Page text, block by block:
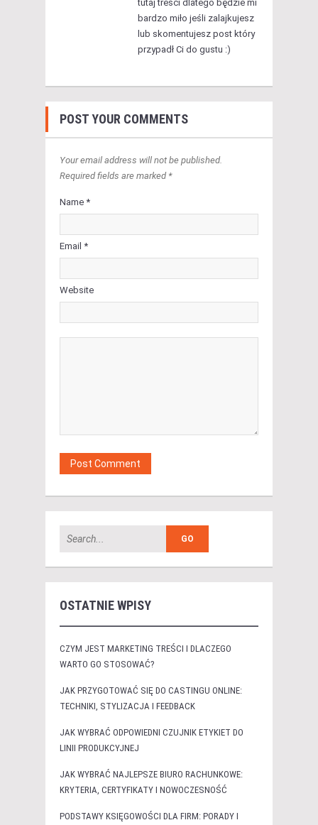
tutaj treści dlatego będzie mi
bardzo miło jeśli zalajkujesz
lub skomentujesz post który
przypadł Ci do gustu :)
POST YOUR COMMENTS
Your email address will not be published.
Required fields are marked *
Name *
Email *
Website
OSTATNIE WPISY
CZYM JEST MARKETING TREŚCI I DLACZEGO
WARTO GO STOSOWAĆ?
JAK PRZYGOTOWAĆ SIĘ DO CASTINGU ONLINE:
TECHNIKI, STYLIZACJA I FEEDBACK
JAK WYBRAĆ ODPOWIEDNI CZUJNIK ETYKIET DO
LINII PRODUKCYJNEJ
JAK WYBRAĆ NAJLEPSZE BIURO RACHUNKOWE:
KRYTERIA, CERTYFIKATY I NOWOCZESNOŚĆ
PODSTAWY KSIĘGOWOŚCI DLA FIRM: PORADY I